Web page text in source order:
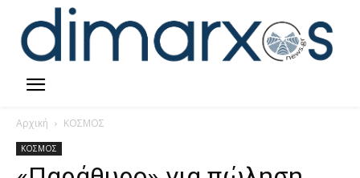
Αρχική ΚΟΣΜΟΣ
ΚΟΣΜΟΣ